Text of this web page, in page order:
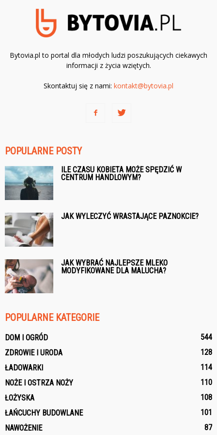
Bytovia.pl to portal dla młodych ludzi poszukujących ciekawych
informacji z życia wziętych.
Skontaktuj się z nami: kontakt@bytovia.pl
POPULARNE POSTY
ILE CZASU KOBIETA MOŻE SPĘDZIĆ W
CENTRUM HANDLOWYM?
JAK WYLECZYĆ WRASTAJĄCE PAZNOKCIE?
JAK WYBRAĆ NAJLEPSZE MLEKO
MODYFIKOWANE DLA MALUCHA?
POPULARNE KATEGORIE
DOM I OGRÓD
544
ZDROWIE I URODA
128
ŁADOWARKI
114
NOŻE I OSTRZA NOŻY
110
ŁOŻYSKA
108
ŁAŃCUCHY BUDOWLANE
101
NAWOŻENIE
87